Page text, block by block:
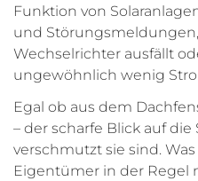
Funktion von
und
Wechselrichter ausfällt
ungewöhnlich wenig
Egal ob aus dem
– der scharfe Blick auf
verschmutzt sie sind.
Eigentümer in der Regel